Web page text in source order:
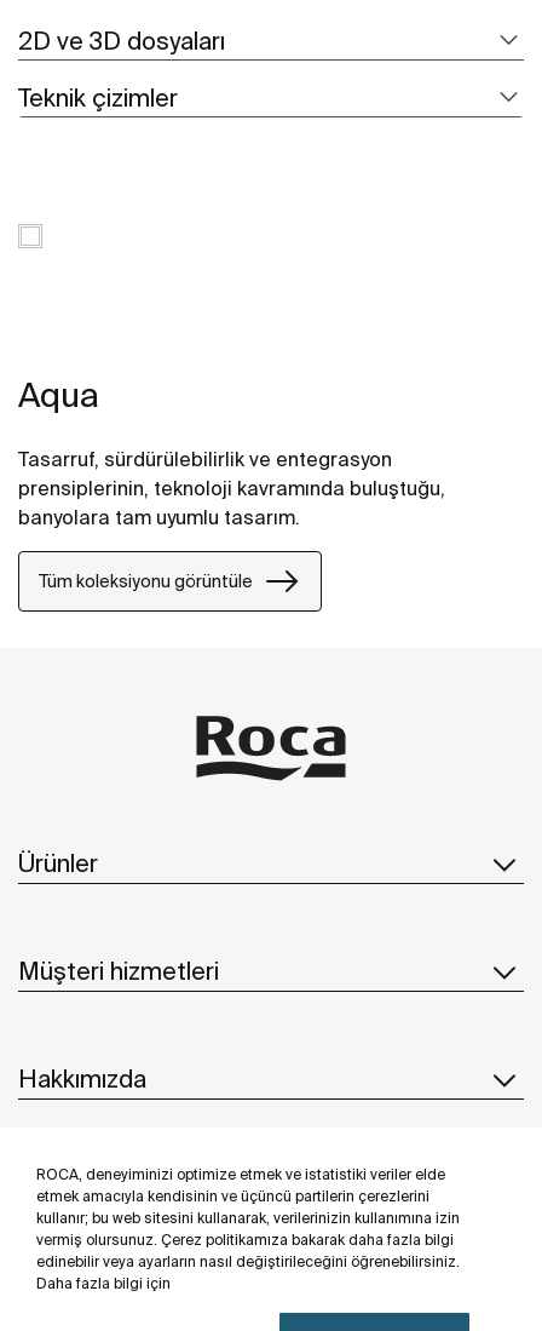
ROCA, deneyiminizi optimize etmek ve istatistiki veriler elde
etmek amacıyla kendisinin ve üçüncü partilerin çerezlerini
kullanır; bu web sitesini kullanarak, verilerinizin kullanımına izin
vermiş olursunuz. Çerez politikamıza bakarak daha fazla bilgi
edinebilir veya ayarların nasıl değiştirileceğini öğrenebilirsiniz.
Daha fazla bilgi için
2D ve 3D dosyaları
Teknik çizimler
Aqua
Tasarruf, sürdürülebilirlik ve entegrasyon
prensiplerinin, teknoloji kavramında buluştuğu,
banyolara tam uyumlu tasarım.
Tüm koleksiyonu görüntüle
Ürünler
Müşteri hizmetleri
Hakkımızda
İlham & Fikirler
Bizi takip edin